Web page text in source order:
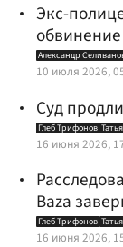
Экс-
Александр
10 июля 2026,
Суд
Глеб Трифонов
16 июня 2026,
Baza
Глеб Трифонов
16 июня 2026,